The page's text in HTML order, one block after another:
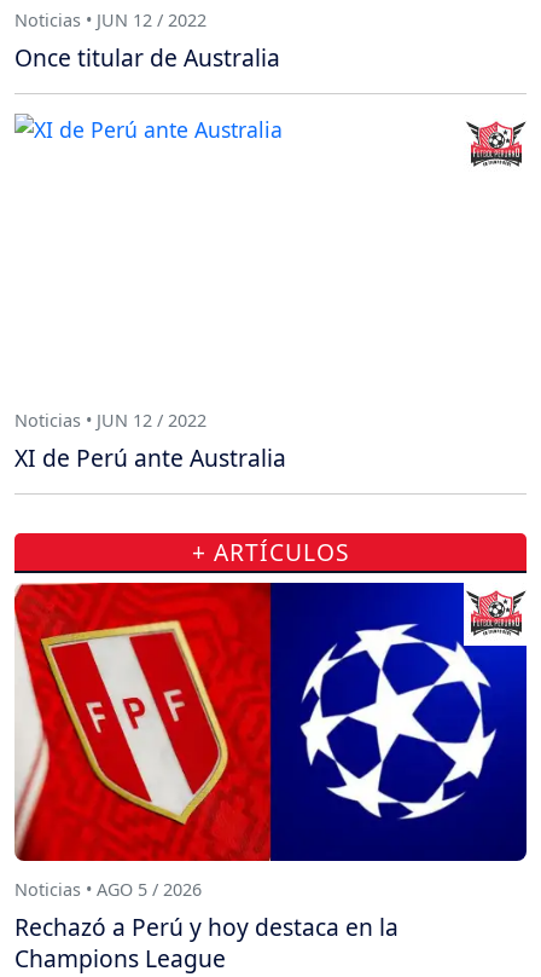
Noticias • JUN 12 / 2022
Once titular de Australia
Noticias • JUN 12 / 2022
XI de Perú ante Australia
+ ARTÍCULOS
Noticias • AGO 5 / 2026
Rechazó a Perú y hoy destaca en la
Champions League